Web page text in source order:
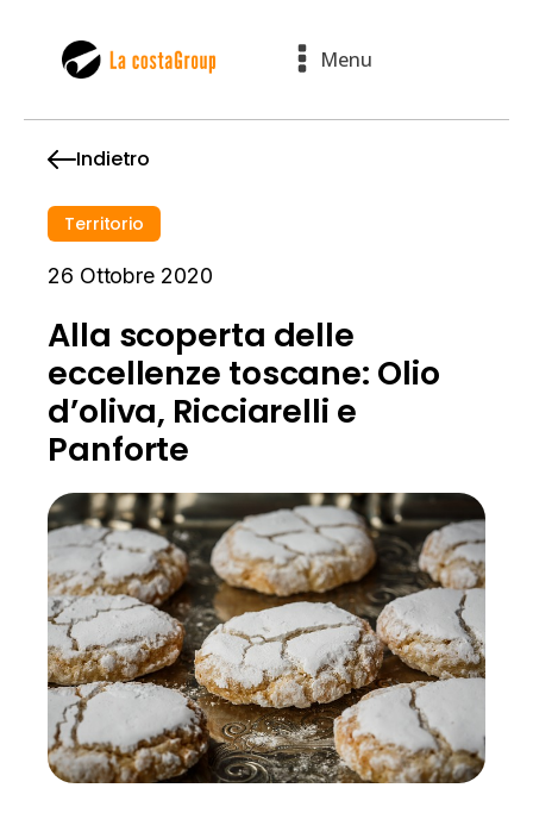
Menu
Indietro
Territorio
26 Ottobre 2020
Alla scoperta delle
eccellenze toscane: Olio
d’oliva, Ricciarelli e
Panforte